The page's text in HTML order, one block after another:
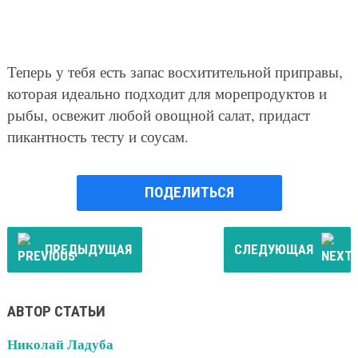
Теперь у тебя есть запас восхитительной приправы,
которая идеально подходит для морепродуктов и
рыбы, освежит любой овощной салат, придаст
пикантность тесту и соусам.
ПОДЕЛИТЬСЯ
ПРЕДЫДУЩАЯ СЛЕДУЮЩАЯ
АВТОР СТАТЬИ
Николай Ладуба